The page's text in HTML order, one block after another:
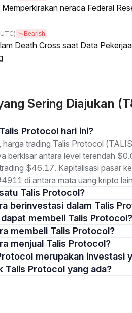
neraca Federal
Bearish
Death Cross saat Data
Sering Diajukan
Talis Protocol hari ini?
trading Talis Protocol
berkisar antara level terendah
$46.17. Kapitalisasi pasar
di antara mata uang kripto
satu Talis Protocol?
berinvestasi dalam Talis
dapat membeli Talis Protocol?
membeli Talis Protocol?
menjual Talis Protocol?
Protocol merupakan investasi
Talis Protocol yang ada?